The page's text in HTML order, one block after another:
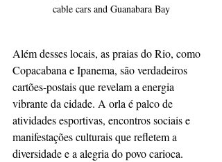
cable cars and Guanabara Bay
Além desses locais, as praias do Rio, como
Copacabana e Ipanema, são verdadeiros
cartões-postais que revelam a energia
vibrante da cidade. A orla é palco de
atividades esportivas, encontros sociais e
manifestações culturais que refletem a
diversidade e a alegria do povo carioca.